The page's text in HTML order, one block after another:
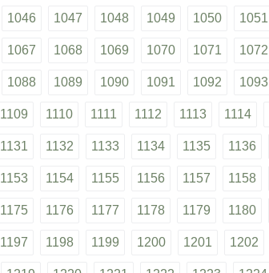
1046 1047 1048 1049 1050 1051
1067 1068 1069 1070 1071 1072
1088 1089 1090 1091 1092 1093
1109 1110 1111 1112 1113 1114
1131 1132 1133 1134 1135 1136
1153 1154 1155 1156 1157 1158
1175 1176 1177 1178 1179 1180
1197 1198 1199 1200 1201 1202